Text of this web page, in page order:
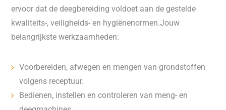
ervoor dat de deegbereiding voldoet aan de gestelde
kwaliteits-, veiligheids- en hygiënenormen.Jouw
belangrijkste werkzaamheden:
Voorbereiden, afwegen en mengen van grondstoffen
volgens receptuur.
Bedienen, instellen en controleren van meng- en